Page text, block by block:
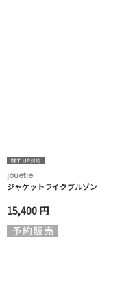
jouetie
ジャケットライクブルゾン
15,400 円